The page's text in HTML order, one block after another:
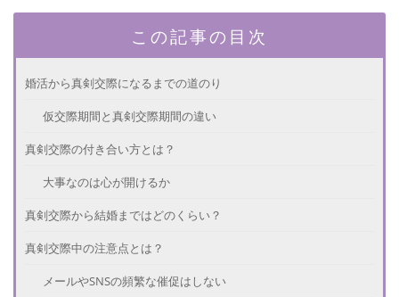
この記事の目次
婚活から真剣交際になるまでの道のり
仮交際期間と真剣交際期間の違い
真剣交際の付き合い方とは？
大事なのは心が開けるか
真剣交際から結婚まではどのくらい？
真剣交際中の注意点とは？
メールやSNSの頻繁な催促はしない